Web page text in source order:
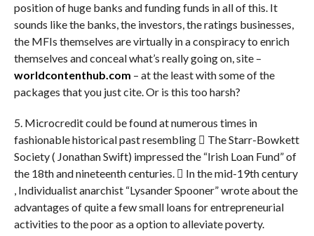
position of huge banks and funding funds in all of this. It
sounds like the banks, the investors, the ratings businesses,
the MFIs themselves are virtually in a conspiracy to enrich
themselves and conceal what’s really going on, site –
worldcontenthub.com – at the least with some of the
packages that you just cite. Or is this too harsh?
5. Microcredit could be found at numerous times in
fashionable historical past resembling  The Starr-Bowkett
Society ( Jonathan Swift) impressed the “Irish Loan Fund” of
the 18th and nineteenth centuries.  In the mid-19th century
, Individualist anarchist “Lysander Spooner” wrote about the
advantages of quite a few small loans for entrepreneurial
activities to the poor as a option to alleviate poverty.